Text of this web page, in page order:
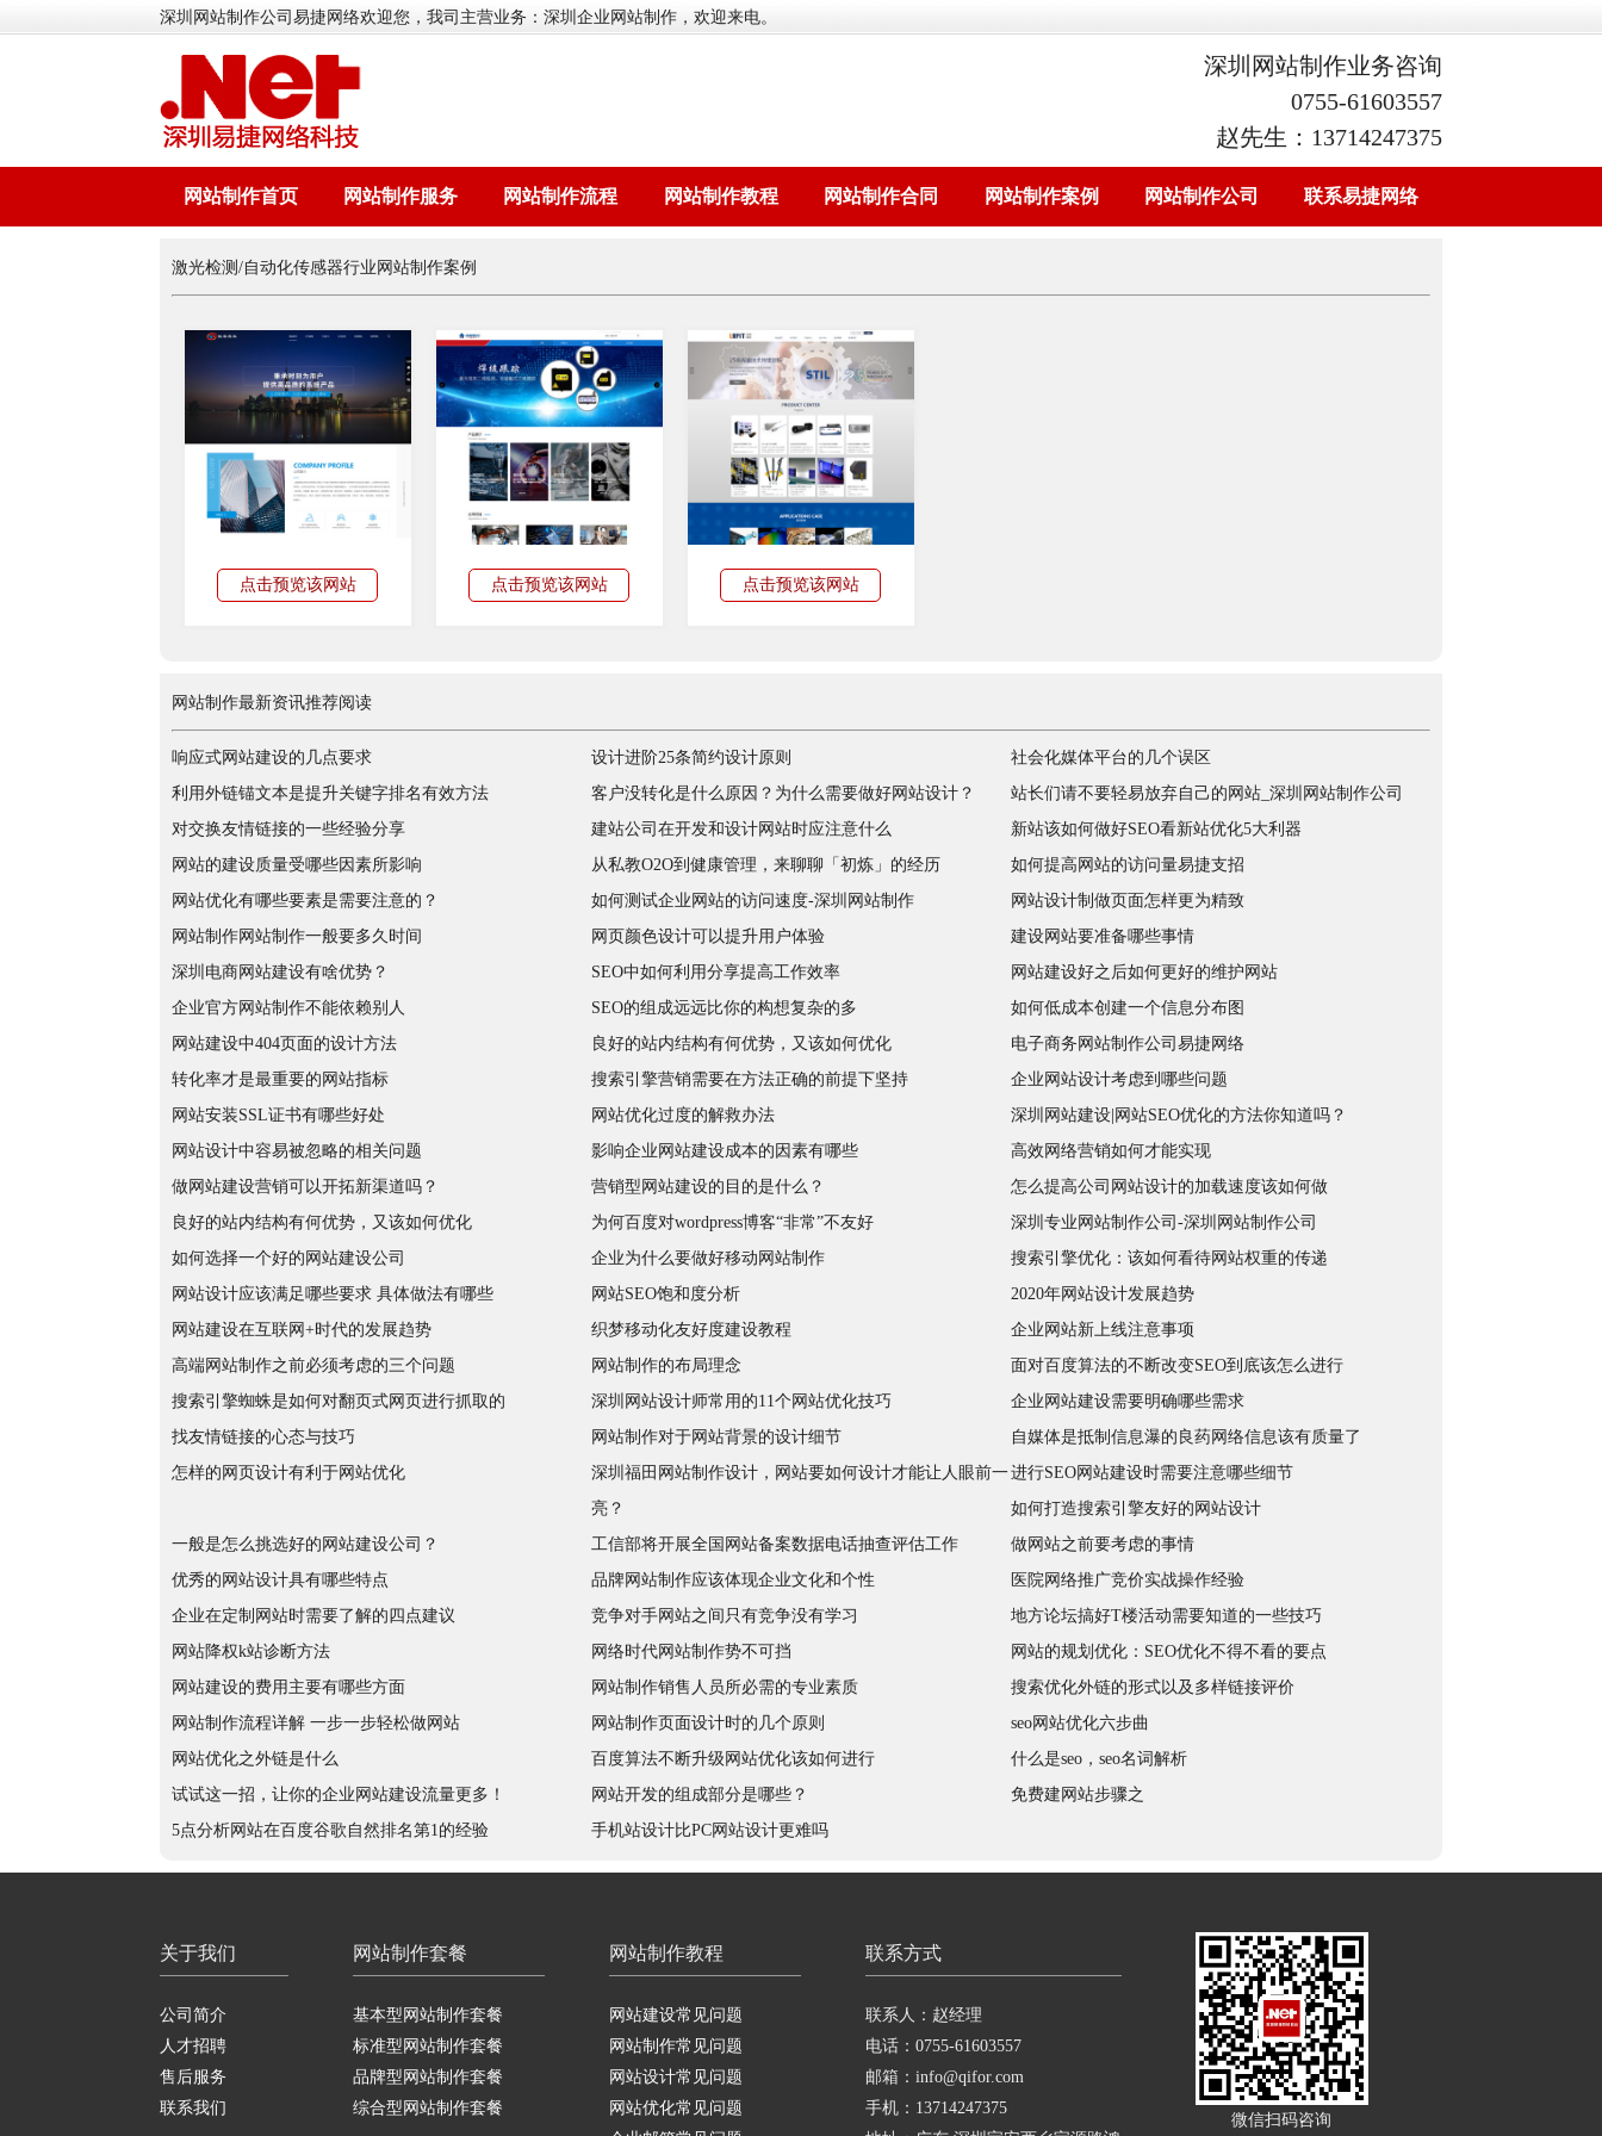
深圳网站制作公司易捷网络欢迎您，我司主营业务：深圳企业网站制作，欢迎来电。
深圳网站制作业务咨询
0755-61603557
赵先生：13714247375
网站制作首页 网站制作服务 网站制作流程 网站制作教程 网站制作合同 网站制作案例 网站制作公司 联系易捷网络
激光检测/自动化传感器行业网站制作案例
点击预览该网站 点击预览该网站 点击预览该网站
网站制作最新资讯推荐阅读
响应式网站建设的几点要求 设计进阶25条简约设计原则
社会化媒体平台的几个误区
利用外链锚文本是提升关键字排名有效方法
客户没转化是什么原因？为什么需要做好网站设计？
站长们请不要轻易放弃自己的网站_深圳网站制作公司
对交换友情链接的一些经验分享
建站公司在开发和设计网站时应注意什么
新站该如何做好SEO看新站优化5大利器
网站的建设质量受哪些因素所影响
从私教O2O到健康管理，来聊聊「初炼」的经历
如何提高网站的访问量易捷支招
网站优化有哪些要素是需要注意的？
如何测试企业网站的访问速度-深圳网站制作
网站设计制做页面怎样更为精致
网站制作网站制作一般要多久时间
网页颜色设计可以提升用户体验
建设网站要准备哪些事情
深圳电商网站建设有啥优势？
SEO中如何利用分享提高工作效率
网站建设好之后如何更好的维护网站
企业官方网站制作不能依赖别人
SEO的组成远远比你的构想复杂的多
如何低成本创建一个信息分布图
网站建设中404页面的设计方法
良好的站内结构有何优势，又该如何优化
电子商务网站制作公司易捷网络
转化率才是最重要的网站指标
搜索引擎营销需要在方法正确的前提下坚持
企业网站设计考虑到哪些问题
网站安装SSL证书有哪些好处
网站优化过度的解救办法
深圳网站建设|网站SEO优化的方法你知道吗？
网站设计中容易被忽略的相关问题
影响企业网站建设成本的因素有哪些
高效网络营销如何才能实现
做网站建设营销可以开拓新渠道吗？
营销型网站建设的目的是什么？
怎么提高公司网站设计的加载速度该如何做
良好的站内结构有何优势，又该如何优化
为何百度对wordpress博客“非常”不友好
深圳专业网站制作公司-深圳网站制作公司
如何选择一个好的网站建设公司
企业为什么要做好移动网站制作
搜索引擎优化：该如何看待网站权重的传递
网站设计应该满足哪些要求 具体做法有哪些
网站SEO饱和度分析
2020年网站设计发展趋势
网站建设在互联网+时代的发展趋势
织梦移动化友好度建设教程
企业网站新上线注意事项
高端网站制作之前必须考虑的三个问题
网站制作的布局理念
面对百度算法的不断改变SEO到底该怎么进行
搜索引擎蜘蛛是如何对翻页式网页进行抓取的
深圳网站设计师常用的11个网站优化技巧
企业网站建设需要明确哪些需求
找友情链接的心态与技巧
网站制作对于网站背景的设计细节
自媒体是抵制信息瀑的良药网络信息该有质量了
怎样的网页设计有利于网站优化
深圳福田网站制作设计，网站要如何设计才能让人眼前一
亮？
进行SEO网站建设时需要注意哪些细节
如何打造搜索引擎友好的网站设计
一般是怎么挑选好的网站建设公司？
工信部将开展全国网站备案数据电话抽查评估工作
做网站之前要考虑的事情
优秀的网站设计具有哪些特点
品牌网站制作应该体现企业文化和个性
医院网络推广竞价实战操作经验
企业在定制网站时需要了解的四点建议
竞争对手网站之间只有竞争没有学习
地方论坛搞好T楼活动需要知道的一些技巧
网站降权k站诊断方法
网络时代网站制作势不可挡
网站的规划优化：SEO优化不得不看的要点
网站建设的费用主要有哪些方面
网站制作销售人员所必需的专业素质
搜索优化外链的形式以及多样链接评价
网站制作流程详解 一步一步轻松做网站
网站制作页面设计时的几个原则
seo网站优化六步曲
网站优化之外链是什么
百度算法不断升级网站优化该如何进行
什么是seo，seo名词解析
试试这一招，让你的企业网站建设流量更多！
网站开发的组成部分是哪些？
免费建网站步骤之
5点分析网站在百度谷歌自然排名第1的经验
手机站设计比PC网站设计更难吗
关于我们
公司简介
人才招聘
售后服务
联系我们
网站制作套餐
基本型网站制作套餐
标准型网站制作套餐
品牌型网站制作套餐
综合型网站制作套餐
网站制作教程
网站建设常见问题
网站制作常见问题
网站设计常见问题
网站优化常见问题
联系方式
联系人：赵经理
电话：0755-61603557
邮箱：info@qifor.com
手机：13714247375
微信扫码咨询